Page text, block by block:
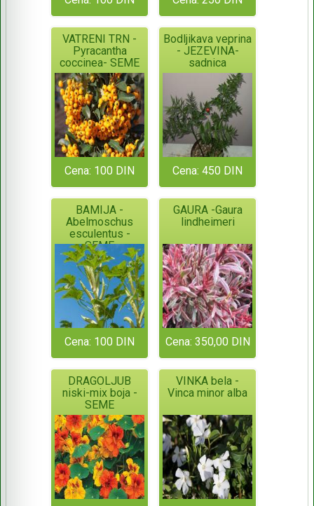
VATRENI TRN -
Pyracantha
coccinea- SEME
Cena: 100 DIN
Bodljikava veprina
- JEZEVINA-
sadnica
Cena: 450 DIN
BAMIJA -
Abelmoschus
esculentus -
SEME
Cena: 100 DIN
GAURA -Gaura
lindheimeri
Cena: 350,00 DIN
DRAGOLJUB
niski-mix boja -
SEME
VINKA bela -
Vinca minor alba